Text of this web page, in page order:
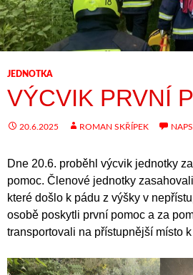
JEDNOTKA
VÝCVIK PRVNÍ
20.6.2025 ROMAN SKŘÍPEK
Dne 20.6. proběhl výcvik jednotky
pomoc. Členové jednotky
které došlo k pádu z výšky v
osobě poskytli první pomoc a za
transportovali na přístupnější místo